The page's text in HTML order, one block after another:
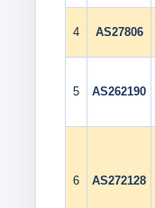
4 AS27806
5 AS262190
6 AS272128